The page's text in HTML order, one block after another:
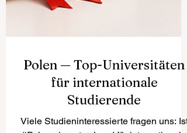
Polen — Top-Universitäten
für internationale